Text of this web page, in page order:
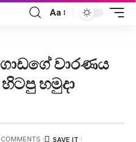
Aa
වාරණය
හිටපු හමුදා